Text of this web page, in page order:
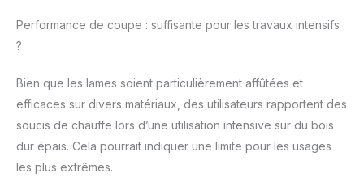
Performance de coupe : suffisante pour les travaux intensifs
?
Bien que les lames soient particulièrement affûtées et
efficaces sur divers matériaux, des utilisateurs rapportent des
soucis de chauffe lors d’une utilisation intensive sur du bois
dur épais. Cela pourrait indiquer une limite pour les usages
les plus extrêmes.